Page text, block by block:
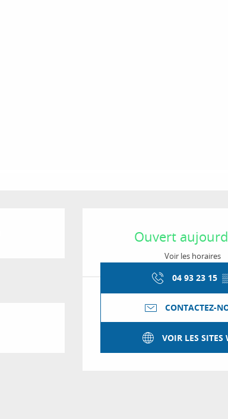
Ouverture
Ouvert
Voir les horaires
04 93 23 15
CONTACTEZ-
VOIR LES SITES